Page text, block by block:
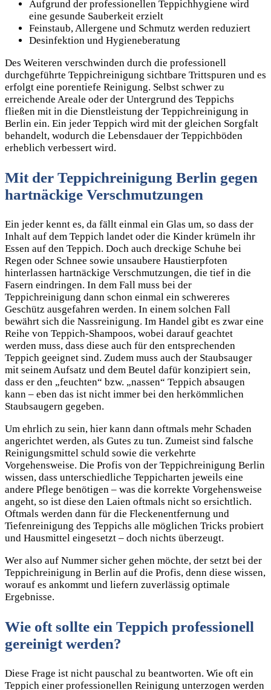
Aufgrund der professionellen Teppichhygiene wird
eine gesunde Sauberkeit erzielt
Feinstaub, Allergene und Schmutz werden reduziert
Desinfektion und Hygieneberatung
Des Weiteren verschwinden durch die professionell
durchgeführte Teppichreinigung sichtbare Trittspuren und es
erfolgt eine porentiefe Reinigung. Selbst schwer zu
erreichende Areale oder der Untergrund des Teppichs
fließen mit in die Dienstleistung der Teppichreinigung in
Berlin ein. Ein jeder Teppich wird mit der gleichen Sorgfalt
behandelt, wodurch die Lebensdauer der Teppichböden
erheblich verbessert wird.
Mit der Teppichreinigung Berlin gegen
hartnäckige Verschmutzungen
Ein jeder kennt es, da fällt einmal ein Glas um, so dass der
Inhalt auf dem Teppich landet oder die Kinder krümeln ihr
Essen auf den Teppich. Doch auch dreckige Schuhe bei
Regen oder Schnee sowie unsaubere Haustierpfoten
hinterlassen hartnäckige Verschmutzungen, die tief in die
Fasern eindringen. In dem Fall muss bei der
Teppichreinigung dann schon einmal ein schwereres
Geschütz ausgefahren werden. In einem solchen Fall
bewährt sich die Nassreinigung. Im Handel gibt es zwar eine
Reihe von Teppich-Shampoos, wobei darauf geachtet
werden muss, dass diese auch für den entsprechenden
Teppich geeignet sind. Zudem muss auch der Staubsauger
mit seinem Aufsatz und dem Beutel dafür konzipiert sein,
dass er den „feuchten“ bzw. „nassen“ Teppich absaugen
kann – eben das ist nicht immer bei den herkömmlichen
Staubsaugern gegeben.
Um ehrlich zu sein, hier kann dann oftmals mehr Schaden
angerichtet werden, als Gutes zu tun. Zumeist sind falsche
Reinigungsmittel schuld sowie die verkehrte
Vorgehensweise. Die Profis von der Teppichreinigung Berlin
wissen, dass unterschiedliche Teppicharten jeweils eine
andere Pflege benötigen – was die korrekte Vorgehensweise
angeht, so ist diese den Laien oftmals nicht so ersichtlich.
Oftmals werden dann für die Fleckenentfernung und
Tiefenreinigung des Teppichs alle möglichen Tricks probiert
und Hausmittel eingesetzt – doch nichts überzeugt.
Wer also auf Nummer sicher gehen möchte, der setzt bei der
Teppichreinigung in Berlin auf die Profis, denn diese wissen,
worauf es ankommt und liefern zuverlässig optimale
Ergebnisse.
Wie oft sollte ein Teppich professionell
gereinigt werden?
Diese Frage ist nicht pauschal zu beantworten. Wie oft ein
Teppich einer professionellen Reinigung unterzogen werden